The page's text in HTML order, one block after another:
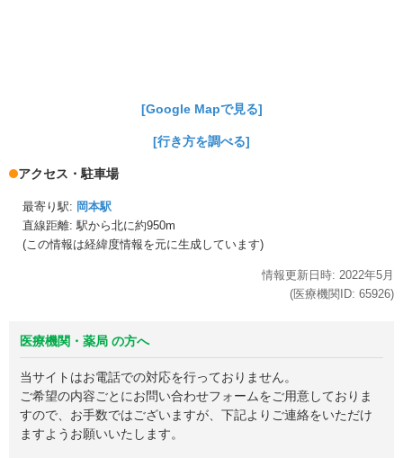
[Google Mapで見る]
[行き方を調べる]
アクセス・駐車場
最寄り駅: 岡本駅
直線距離: 駅から北に約950m
(この情報は経緯度情報を元に生成しています)
情報更新日時: 2022年5月
(医療機関ID: 65926)
医療機関・薬局 の方へ
当サイトはお電話での対応を行っておりません。
ご希望の内容ごとにお問い合わせフォームをご用意しておりま
すので、お手数ではございますが、下記よりご連絡をいただけ
ますようお願いいたします。